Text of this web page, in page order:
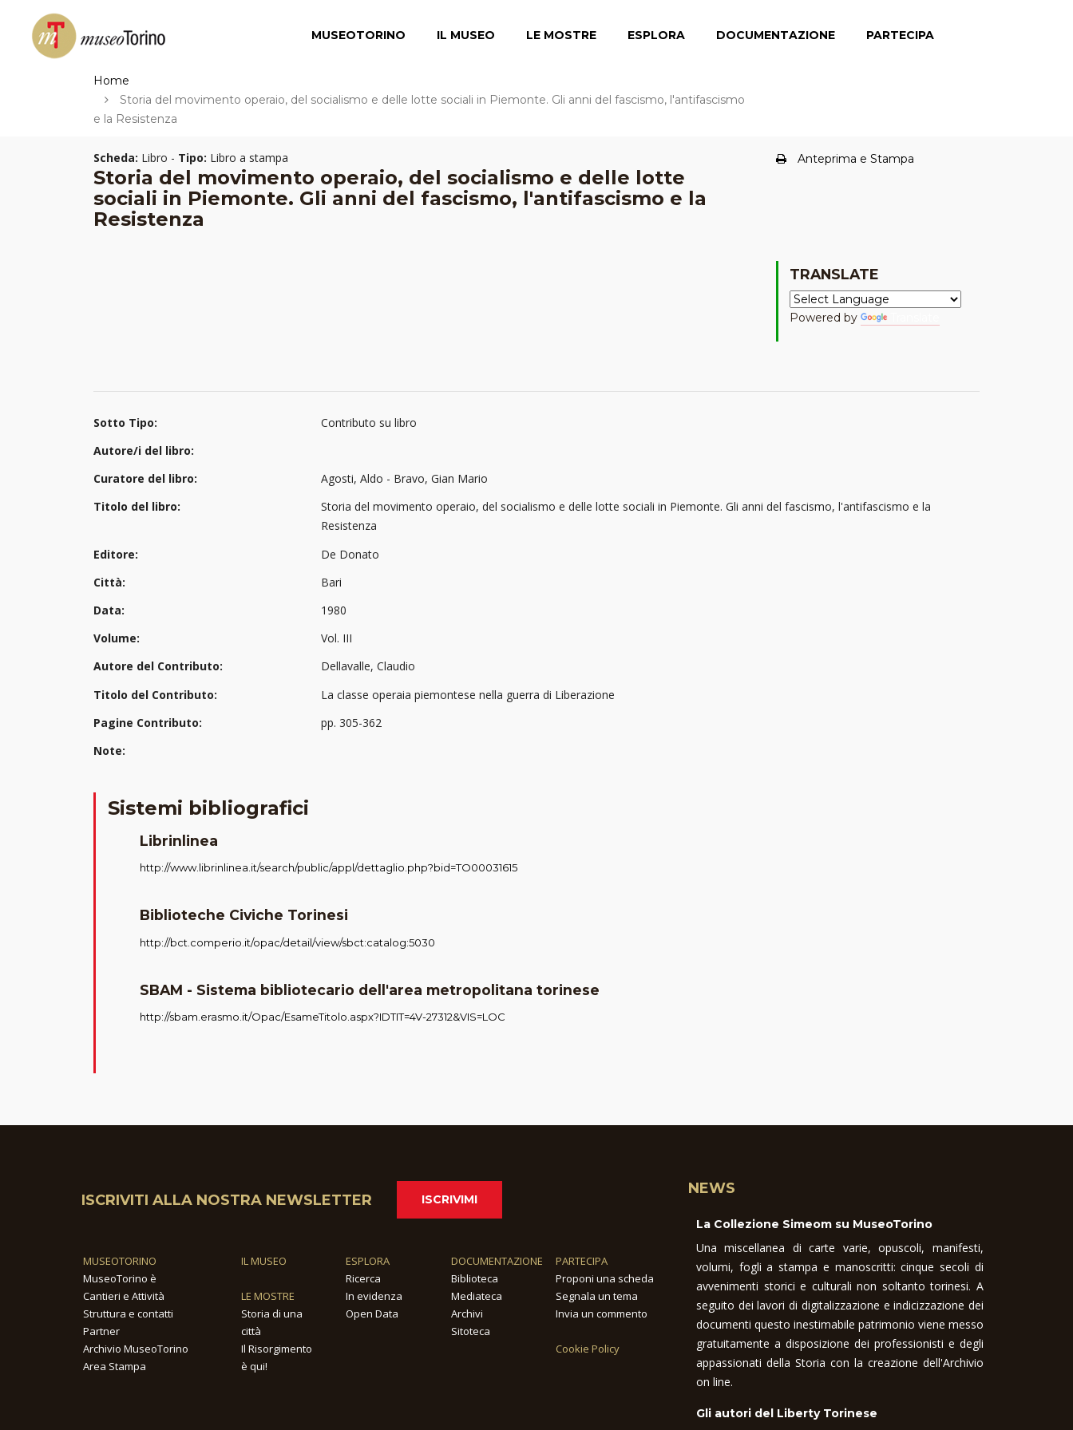
MUSEOTORINO IL MUSEO LE MOSTRE ESPLORA DOCUMENTAZIONE PARTECIPA
Home
Storia del movimento operaio, del socialismo e delle lotte sociali in Piemonte. Gli anni del fascismo, l'antifascismo
e la Resistenza
Scheda: Libro - Tipo: Libro a stampa
Storia del movimento operaio, del socialismo e delle lotte
sociali in Piemonte. Gli anni del fascismo, l'antifascismo e la
Resistenza
Anteprima e Stampa
TRANSLATE
Powered by
Sotto Tipo:
Contributo su libro
Autore/i del libro:
Curatore del libro:
Agosti, Aldo - Bravo, Gian Mario
Titolo del libro:
Storia del movimento operaio, del socialismo e delle lotte sociali in Piemonte. Gli anni del fascismo, l'antifascismo e la
Resistenza
Editore:
De Donato
Città:
Bari
Data:
1980
Volume:
Vol. III
Autore del Contributo:
Dellavalle, Claudio
Titolo del Contributo:
La classe operaia piemontese nella guerra di Liberazione
Pagine Contributo:
pp. 305-362
Note:
Sistemi bibliografici
Librinlinea
http://www.librinlinea.it/search/public/appl/dettaglio.php?bid=TO00031615
Biblioteche Civiche Torinesi
http://bct.comperio.it/opac/detail/view/sbct:catalog:5030
SBAM - Sistema bibliotecario dell'area metropolitana torinese
http://sbam.erasmo.it/Opac/EsameTitolo.aspx?IDTIT=4V-27312&VIS=LOC
ISCRIVITI ALLA NOSTRA NEWSLETTER ISCRIVIMI
MUSEOTORINO
MuseoTorino è
Cantieri e Attività
Struttura e contatti
Partner
Archivio MuseoTorino
Area Stampa
IL MUSEO
LE MOSTRE
Storia di una
città
Il Risorgimento
è qui!
ESPLORA
Ricerca
In evidenza
Open Data
DOCUMENTAZIONE
Biblioteca
Mediateca
Archivi
Sitoteca
PARTECIPA
Proponi una scheda
Segnala un tema
Invia un commento
Cookie Policy
NEWS
La Collezione Simeom su MuseoTorino
Una miscellanea di carte varie, opuscoli, manifesti,
volumi, fogli a stampa e manoscritti: cinque secoli di
avvenimenti storici e culturali non soltanto torinesi. A
seguito dei lavori di digitalizzazione e indicizzazione dei
documenti questo inestimabile patrimonio viene messo
gratuitamente a disposizione dei professionisti e degli
appassionati della Storia con la creazione dell'Archivio
on line.
Gli autori del Liberty Torinese